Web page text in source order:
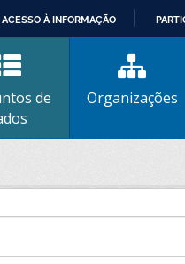
ACESSO À INFORMAÇÃO
de
Organizações